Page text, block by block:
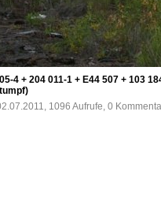
4 + 204 011-1 + E44 507 +
1096 Aufrufe, 0